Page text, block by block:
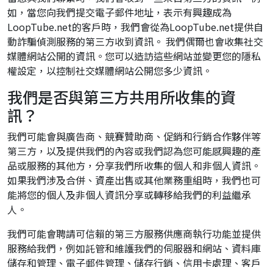
如，當您向我們提交電子郵件地址，表示有興趣成為
LoopTube.net的客戶時，我們會從為LoopTube.net提供自
動詐騙偵測服務的第三方收到資訊。 我們偶爾也會收集社交
媒體網站公開的資訊。您可以造訪這些網站並變更您的隱私
權設定，以控制社交媒體網站公開您多少資訊。
我們是否與第三方共用所收集的資
訊？
我們可能會與廣告商、競賽贊助商、促銷和行銷合作夥伴等
第三方，以及提供我們的內容或我們認為您可能感興趣的產
品或服務的其他方，分享我們所收集的個人和非個人資訊。
如果我們涉及合併、資產出售或其他業務重組時，我們也可
能將您的個人及非個人資訊分享或轉移給我們的利益繼承
人。
我們可能會聘請可信賴的第三方服務供應商執行功能並提供
服務給我們，例如託管和維護我們的伺服器和網站、資料庫
儲存和管理、電子郵件管理、儲存行銷、信用卡處理、客戶